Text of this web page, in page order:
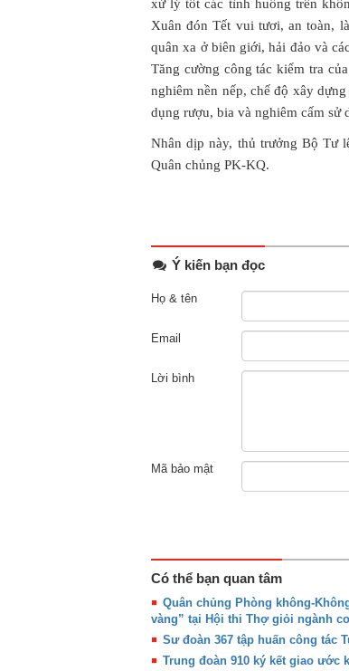
xử lý tốt các tình huống trên
Xuân đón Tết vui tươi, an toàn,
quân xa ở biên giới, hải đảo và
Tăng cường công tác kiểm tra
nghiêm nền nếp, chế độ xây
dụng rượu, bia và nghiêm cấm sử
Nhân dịp này, thủ trưởng Bộ Tư
Quân chủng PK-KQ.
Ý kiến bạn đọc
Họ & tên
Email
Lời bình
Mã bảo mật
Có thể bạn quan tâm
Quân chủng Phòng không-
vàng” tại Hội thi Thợ giỏi ngành
Sư đoàn 367 tập huấn công tác
Trung đoàn 910 ký kết giao ước